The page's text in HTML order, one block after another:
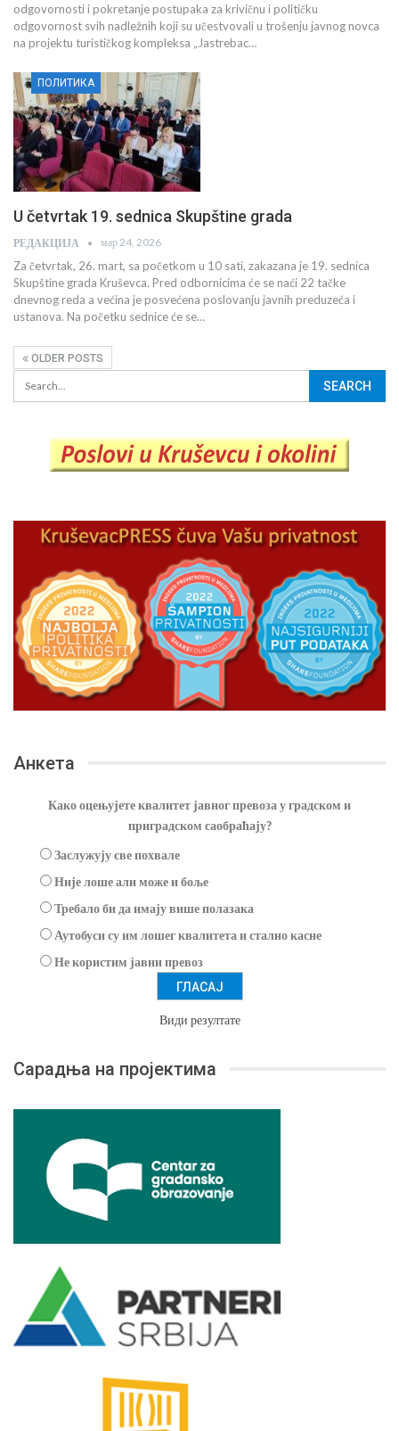
odgovornosti i pokretanje postupaka za krivičnu i političku
odgovornost svih nadležnih koji su učestvovali u trošenju javnog novca
na projektu turističkog kompleksa „Jastrebac…
ПОЛИТИКА
U četvrtak 19. sednica Skupštine grada
РЕДАКЦИЈА мар 24, 2026
Za četvrtak, 26. mart, sa početkom u 10 sati, zakazana je 19. sednica
Skupštine grada Kruševca. Pred odbornicima će se naći 22 tačke
dnevnog reda a većina je posvećena poslovanju javnih preduzeća i
ustanova. Na početku sednice će se…
OLDER POSTS
Анкета
Како оцењујете квалитет јавног превоза у градском и
приградском саобраћају?
Заслужују све похвале
Није лоше али може и боље
Требало би да имају више полазака
Аутобуси су им лошег квалитета и стално касне
Не користим јавни превоз
Види резултате
Сарадња на пројектима